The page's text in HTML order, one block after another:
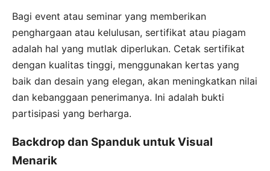
Bagi event atau seminar yang memberikan
penghargaan atau kelulusan, sertifikat atau piagam
adalah hal yang mutlak diperlukan. Cetak sertifikat
dengan kualitas tinggi, menggunakan kertas yang
baik dan desain yang elegan, akan meningkatkan nilai
dan kebanggaan penerimanya. Ini adalah bukti
partisipasi yang berharga.
Backdrop dan Spanduk untuk Visual
Menarik